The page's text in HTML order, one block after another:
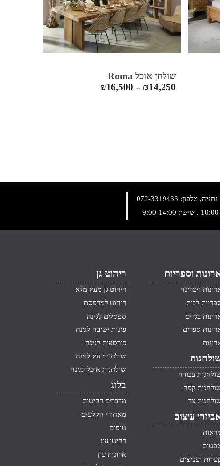
שולחן אוכל Roma
₪14,250
–
₪16,500
072-3319433
וספריות
ויטרינה
לבית
בגדים
ספרים
עבודה
קפה
צד
עיצוב
ועציצים
ריהוט גן
ריהוט גן מעץ מלא
ריהוט למרפסת
ספסלים לגינה
פינות ישיבה לגינה
כורסאות לגינה
שולחנות עץ לגינה
שולחנות אוכל לגינה
בלוג
מדברים רהיטים
מאחורי הקלעים
טיפים
רהיטי עץ
ארונות עץ